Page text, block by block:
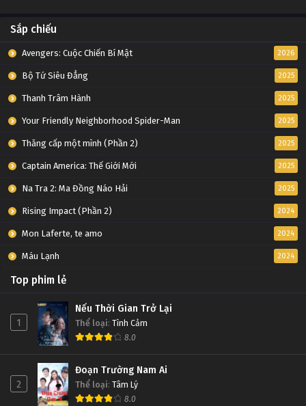
Sắp chiếu
Avengers: Cuộc Chiến Bí Mật 2026
Bộ Tứ Siêu Đẳng 2025
Thanh Trâm Hành 2025
Your Friendly Neighborhood Spider-Man 2025
Thăng cấp một mình (Phần 2) 2025
Captain America: Thế Giới Mới 2025
Na Tra 2: Ma Đồng Náo Hải 2025
Rising Impact (Phần 2) 2024
Mon Laferte, te amo 2024
Máu Lạnh 2024
Top phim lẻ
1
Nếu Thời Gian Trở Lại
Thể loại: Tình Cảm
8.0
2
Đoạn Trường Nam Ai
Thể loại: Tâm Lý
8.0